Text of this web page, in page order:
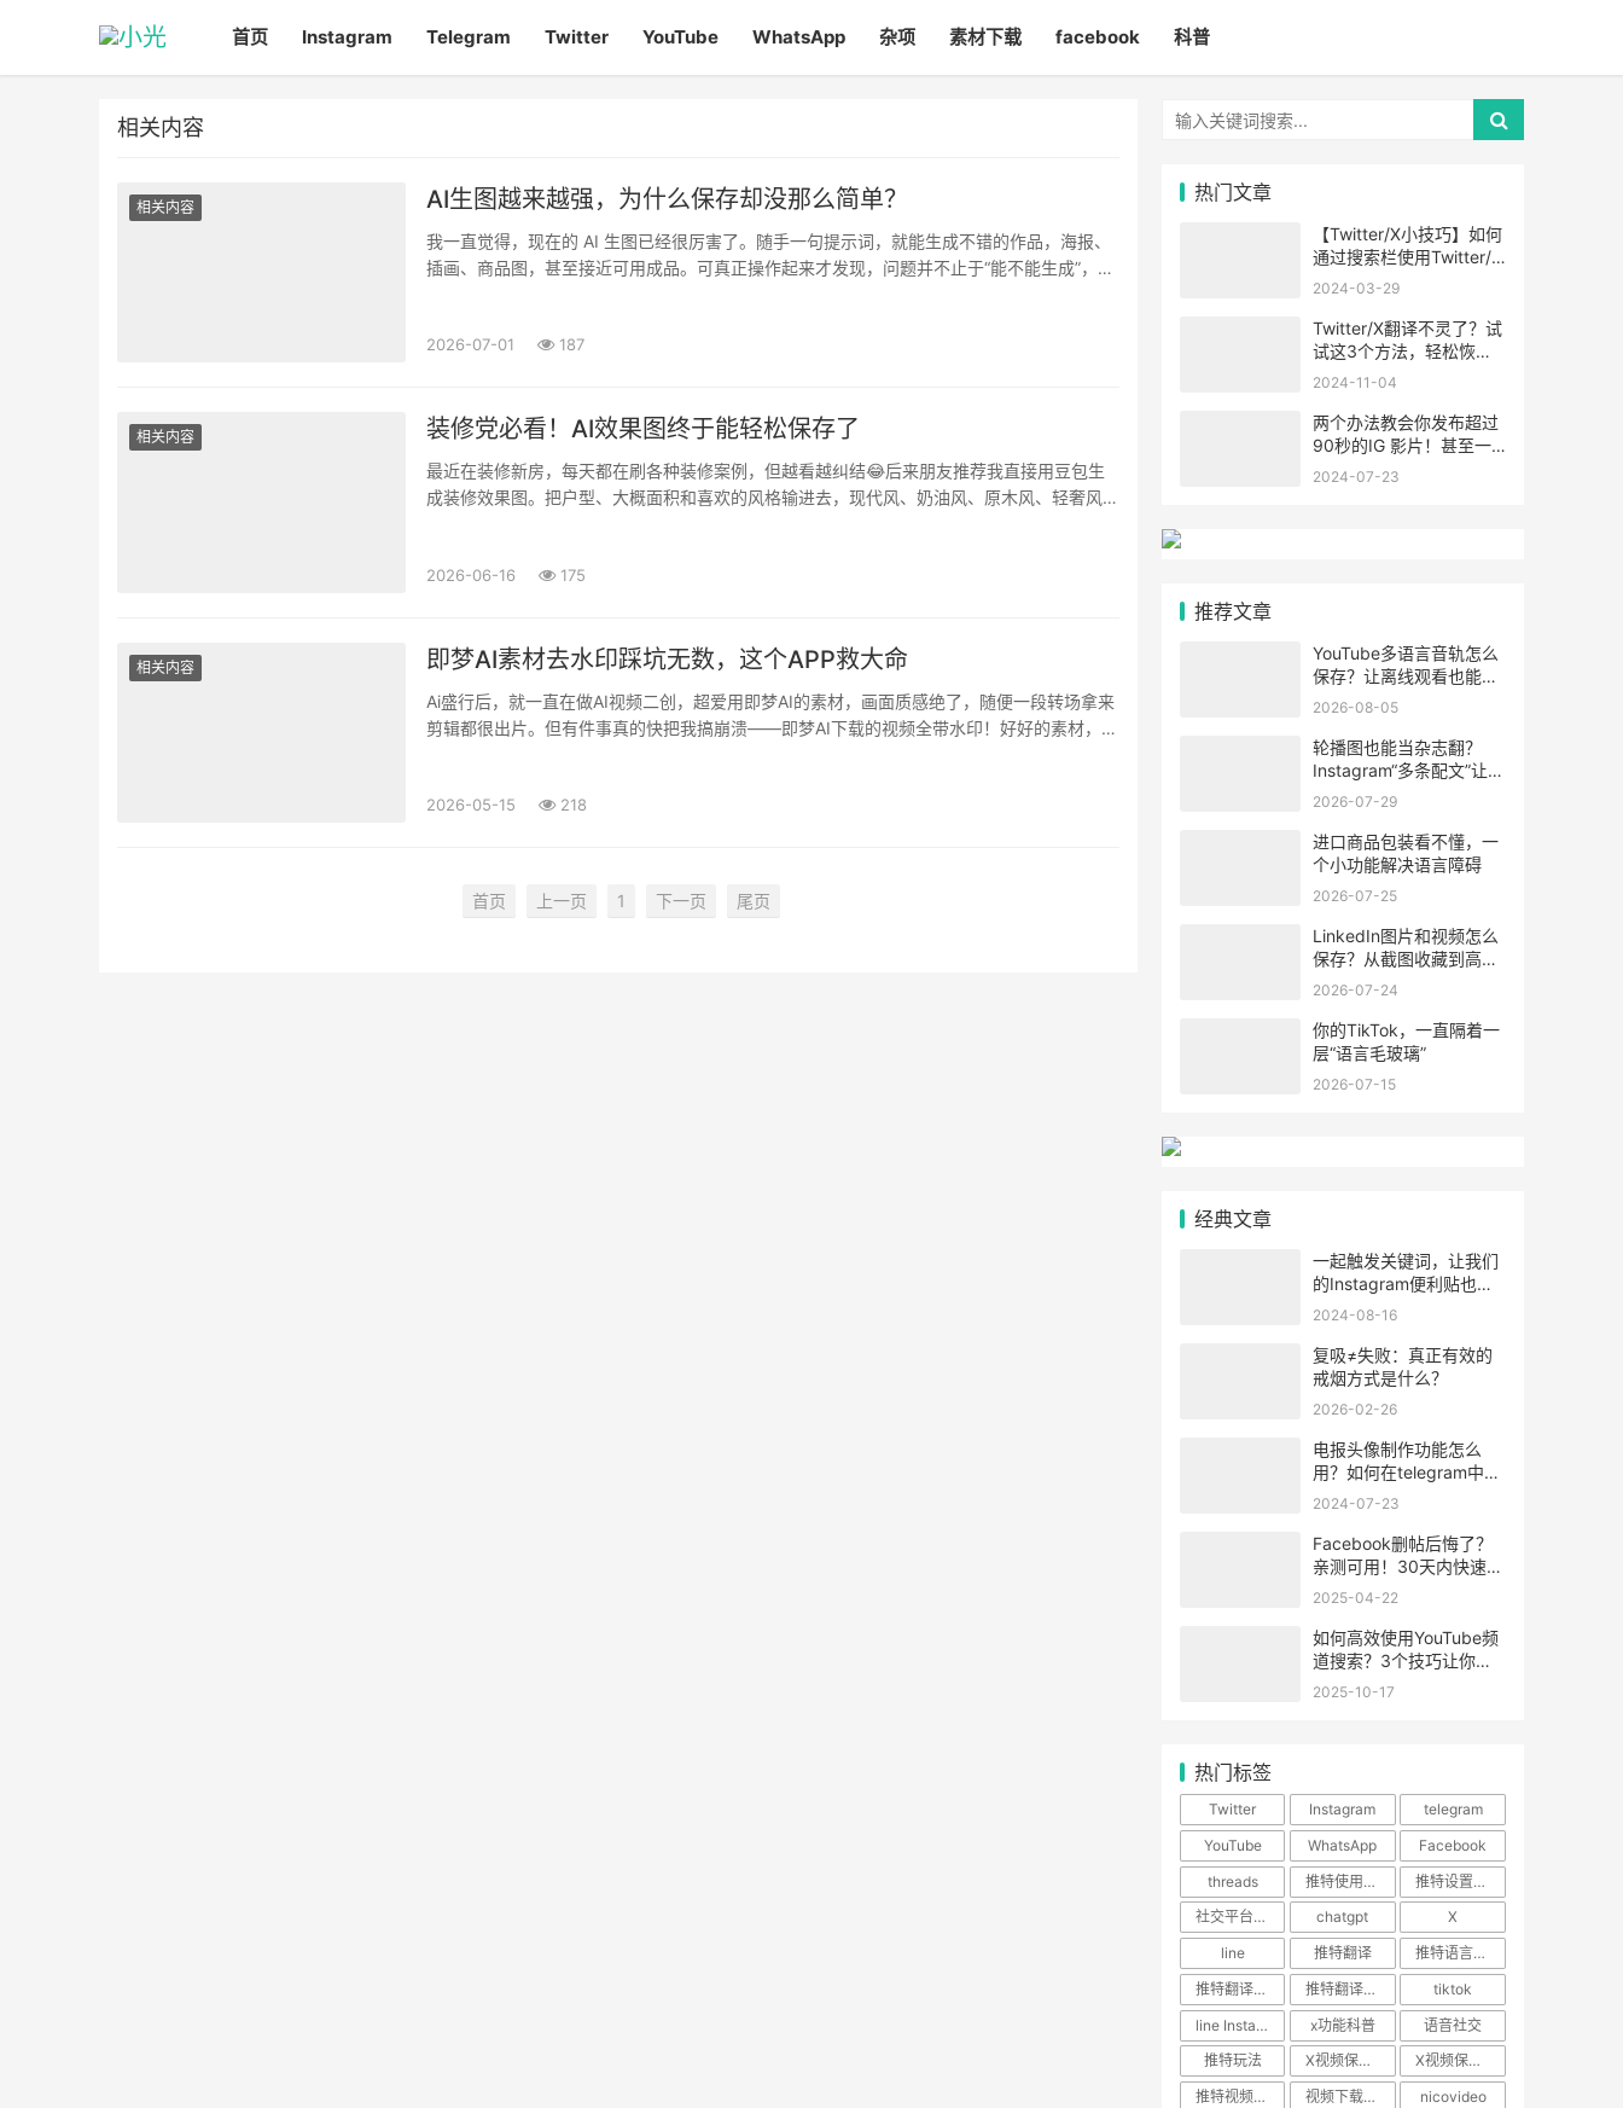
首页 Instagram Telegram Twitter YouTube WhatsApp 杂项 素材下载 facebook 科普
相关内容
相关内容 AI生图越来越强，为什么保存却没那么简单？
我一直觉得，现在的 AI 生图已经很厉害了。随手一句提示词，就能生成不错的作品，海报、
插画、商品图，甚至接近可用成品。可真正操作起来才发现，问题并不止于“能不能生成”，而
2026-07-01 187
相关内容 装修党必看！AI效果图终于能轻松保存了
最近在装修新房，每天都在刷各种装修案例，但越看越纠结😂后来朋友推荐我直接用豆包生
成装修效果图。把户型、大概面积和喜欢的风格输进去，现代风、奶油风、原木风、轻奢风都
2026-06-16 175
相关内容 即梦AI素材去水印踩坑无数，这个APP救大命
Ai盛行后，就一直在做AI视频二创，超爱用即梦AI的素材，画面质感绝了，随便一段转场拿来
剪辑都很出片。但有件事真的快把我搞崩溃——即梦AI下载的视频全带水印！好好的素材，右
2026-05-15 218
首页 上一页 1 下一页 尾页
热门文章
【Twitter/X小技巧】如何
通过搜索栏使用Twitter/X
的高级搜索功能
2024-03-29
Twitter/X翻译不灵了？试
试这3个方法，轻松恢
复！
2024-11-04
两个办法教会你发布超过
90秒的IG 影片！甚至一
小时！
2024-07-23
推荐文章
YouTube多语言音轨怎么
保存？让离线观看也能听
懂视频内容
2026-08-05
轮播图也能当杂志翻？
Instagram“多条配文”让每
张图学会“自述”
2026-07-29
进口商品包装看不懂，一
个小功能解决语言障碍
2026-07-25
LinkedIn图片和视频怎么
保存？从截图收藏到高清
素材整理的方法
2026-07-24
你的TikTok，一直隔着一
层“语言毛玻璃”
2026-07-15
经典文章
一起触发关键词，让我们
的Instagram便利贴也变
得金光闪闪吧！
2024-08-16
复吸≠失败：真正有效的
戒烟方式是什么？
2026-02-26
电报头像制作功能怎么
用？如何在telegram中制
作个人头像详细教学！
2024-07-23
Facebook删帖后悔了？
亲测可用！30天内快速找
回教程
2025-04-22
如何高效使用YouTube频
道搜索？3个技巧让你秒
锁定内容！
2025-10-17
热门标签
Twitter Instagram
telegram
YouTube
WhatsApp
Facebook
threads
推特使用技巧
推特设置教程
社交平台使用指南
chatgpt
X
line
推特翻译
推特语言设置
推特翻译功能
推特翻译插件
tiktok
line Instagram
x功能科普
语音社交
推特玩法
X视频保存攻略
X视频保存教程
推特视频下载
视频下载神器
nicovideo